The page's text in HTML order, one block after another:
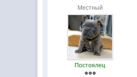
Местный
Постоялец